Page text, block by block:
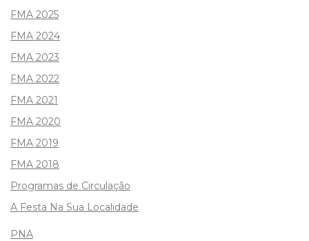
FMA 2025
FMA 2024
FMA 2023
FMA 2022
FMA 2021
FMA 2020
FMA 2019
FMA 2018
Programas de Circulação
A Festa Na Sua Localidade
PNA